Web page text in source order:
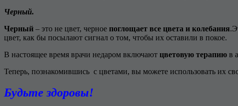
Черный.
Черный – это не цвет, черное поглощает все цвета и колебания
цвет, как бы посылают сигнал о том, чтобы их оставили в покое.
В настоящее время врачи недаром включают цветовую терапию в
Теперь, познакомившись с цветами, вы можете использовать их
Будьте здоровы!